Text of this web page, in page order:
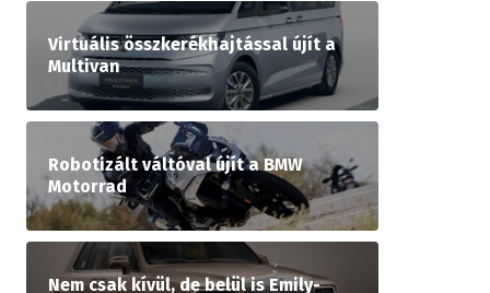
Virtuális összkerékhajtással újít a
Multivan
Robotizált váltóval újít a BMW
Motorrad
Nem csak kívül, de belül is Emily-